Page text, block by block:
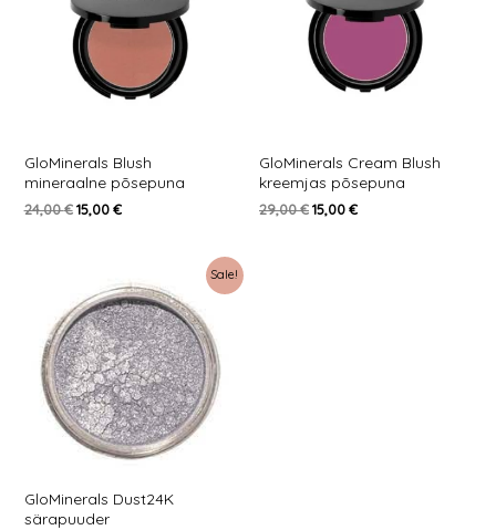
GloMinerals Blush
mineraalne põsepuna
24,00€ 15,00€
GloMinerals Cream Blush
kreemjas põsepuna
29,00€15,00€
Sale!
GloMinerals Dust24K
särapuuder